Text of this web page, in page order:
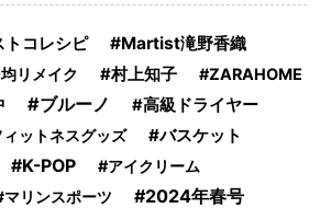
トコレシピ Martist滝野香織
リメイク 村上知子 ZARAHOME
ブルーノ 高級ドライヤー
ィットネスグッズ
バスケット
K-POP アイクリーム
マリンスポーツ 2024年春号